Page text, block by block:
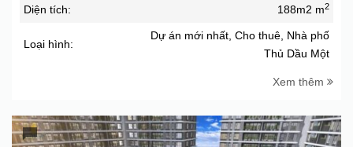
Diện tích: 188m2 m2
Loại hình:
Dự án mới nhất, Cho thuê, Nhà phố
Thủ Dầu Một
Xem thêm